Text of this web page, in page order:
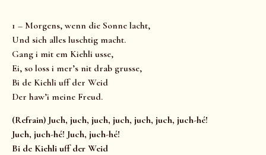
1 – Morgens, wenn die Sonne lacht,
Und sich alles luschtig macht.
Gang i mit em Kiehli usse,
Ei, so loss i mer’s nit drab grusse,
Bi de Kiehli uff der Weid
Der haw’i meine Freud.
(Refrain) Juch, juch, juch, juch, juch, juch, juch-hé!
Juch, juch-hé! Juch, juch-hé!
Bi de Kiehli uff der Weid